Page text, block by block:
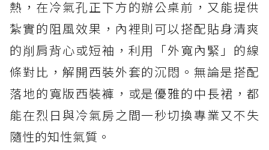
熱，在冷氣孔正下方的辦公桌前，又能提供
紮實的阻風效果，內裡則可以搭配貼身清爽
的削肩背心或短袖，利用「外寬內緊」的線
條對比，解開西裝外套的沉悶。無論是搭配
落地的寬版西裝褲，或是優雅的中長裙，都
能在烈日與冷氣房之間一秒切換專業又不失
隨性的知性氣質。